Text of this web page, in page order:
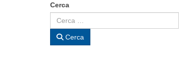
Cerca
Cerca